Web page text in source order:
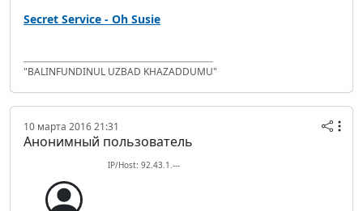
Secret Service - Oh Susie
"BALINFUNDINUL UZBAD KHAZADDUMU"
10 марта 2016 21:31
Анонимный пользователь
IP/Host: 92.43.1.---